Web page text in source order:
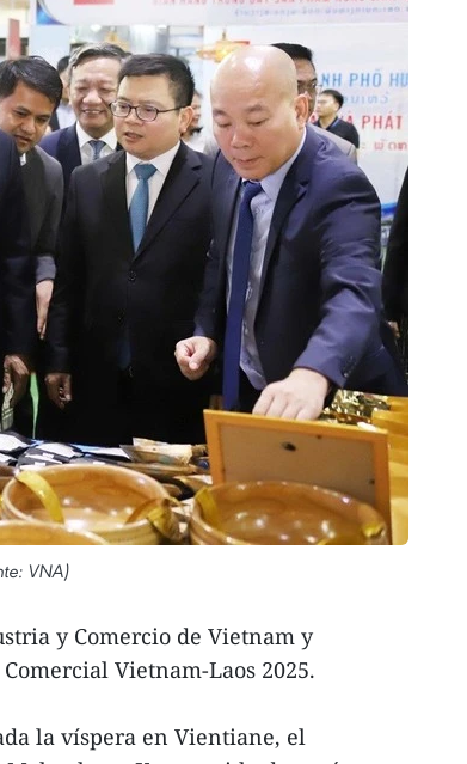
VNA)
y Comercio de Vietnam y
Vietnam-Laos 2025.
la víspera en Vientiane, el